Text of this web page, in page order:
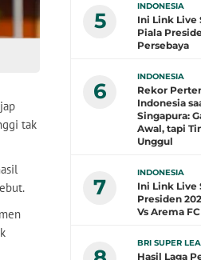
tak
5
INDONESIA
Ini Link Live
Piala
Persebaya
6
INDONESIA
Rekor
Indonesia
Singapura:
Awal, tapi
Unggul
7
INDONESIA
Ini Link Live
Presiden
Vs Arema FC
BRI SUPER
Hasil Laga